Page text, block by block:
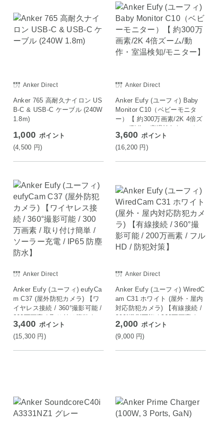
Anker Direct
Anker 765 高耐久ナイロン US
B-C & USB-C ケーブル (240W
1.8m)
1,000 ポイント
(4,500 円)
Anker Direct
Anker Eufy (ユーフィ) Baby
Monitor C10（ベビーモニタ
ー）【 約300万画素/2K 4倍ズ
ーム/動作・室温検知/モニタ
ー】
3,600 ポイント
(16,200 円)
Anker Direct
Anker Eufy (ユーフィ) eufyCa
m C37 (屋外防犯カメラ) 【ワ
イヤレス接続 / 360°撮影可能 /
300万画素 / 取り付け簡単 / ソ
ーラー充電 / IP65 防塵防水】
3,400 ポイント
(15,300 円)
Anker Direct
Anker Eufy (ユーフィ) WiredC
am C31 ホワイト (屋外・屋内
対応防犯カメラ) 【有線接続 /
360°撮影可能 / 200万画素 / フ
ルHD / 防犯対策】
2,000 ポイント
(9,000 円)